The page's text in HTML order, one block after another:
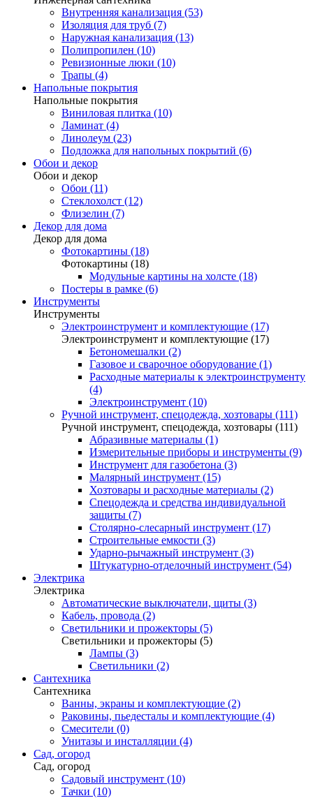
Внутренняя канализация (53)
Изоляция для труб (7)
Наружная канализация (13)
Полипропилен (10)
Ревизионные люки (10)
Трапы (4)
Напольные покрытия
Напольные покрытия
Виниловая плитка (10)
Ламинат (4)
Линолеум (23)
Подложка для напольных покрытий (6)
Обои и декор
Обои и декор
Обои (11)
Стеклохолст (12)
Флизелин (7)
Декор для дома
Декор для дома
Фотокартины (18)
Фотокартины (18)
Модульные картины на холсте (18)
Постеры в рамке (6)
Инструменты
Инструменты
Электроинструмент и комплектующие (17)
Электроинструмент и комплектующие (17)
Бетономешалки (2)
Газовое и сварочное оборудование (1)
Расходные материалы к электроинструменту
(4)
Электроинструмент (10)
Ручной инструмент, спецодежда, хозтовары (111)
Ручной инструмент, спецодежда, хозтовары (111)
Абразивные материалы (1)
Измерительные приборы и инструменты (9)
Инструмент для газобетона (3)
Малярный инструмент (15)
Хозтовары и расходные материалы (2)
Спецодежда и средства индивидуальной
защиты (7)
Столярно-слесарный инструмент (17)
Строительные емкости (3)
Ударно-рычажный инструмент (3)
Штукатурно-отделочный инструмент (54)
Электрика
Электрика
Автоматические выключатели, щиты (3)
Кабель, провода (2)
Светильники и прожекторы (5)
Светильники и прожекторы (5)
Лампы (3)
Светильники (2)
Сантехника
Сантехника
Ванны, экраны и комплектующие (2)
Раковины, пьедесталы и комплектующие (4)
Смесители (0)
Унитазы и инсталляции (4)
Сад, огород
Сад, огород
Садовый инструмент (10)
Тачки (10)